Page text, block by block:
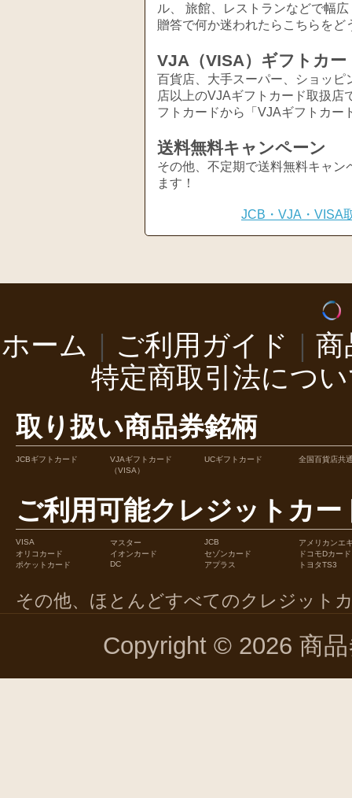
ル、 旅館、レストランなどで幅
贈答で何か迷われたらこちらをど
VJA（VISA）ギフトカー
百貨店、大手スーパー、ショッ
店以上のVJAギフトカード取扱店
フトカードから「VJAギフトカー
送料無料キャンペーン
その他、不定期で送料無料キャ
ます！
JCB・VJA・VISA
ホーム ご利用ガイド
商
特定商取引法につ
取り扱い商品券銘柄
JCBギフトカード
VJAギフトカード
（VISA）
UCギフトカード 全国百貨店共
ご利用可能クレジットカー
VISA マスター JCB
アメリカンエ
オリコカード
イオンカード セゾンカード
ドコモDカード
ポケットカード
DC アプラス トヨタTS3
その他、ほとんどすべてのクレジット
Copyright © 2026 商